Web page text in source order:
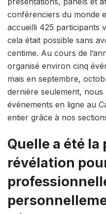
conférenciers du monde
accueilli 425 participants
cela était possible sans
centime. Au cours de
organisé environ cinq
mais en septembre,
dernière seulement, nous
événements en ligne au
entier grâce à nos
Quelle a été
révélation